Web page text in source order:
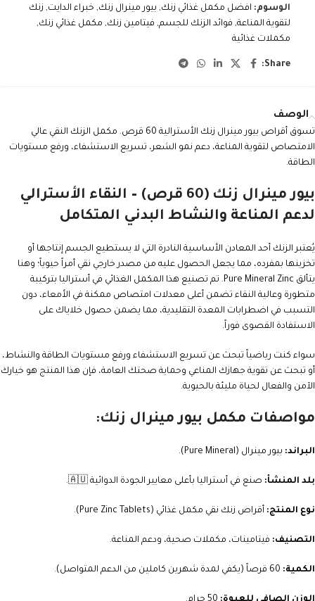
الوسوم: افضل مكمل غذائي زنك, بيور مينرال زنك, خبراء الدايت, زنك
لتقوية المناعة, فوائد الزنك للجسم, فيتامين زنك, مكمل غذائي زنك,
مكملات غذائية
Share:
الوصف
تسوق أقراص بيور مينرال زنك الأسترالية 60 قرص. مكمل الزنك النقي عالي
الامتصاص لتقوية المناعة، دعم نمو الشعر، تسريع الاستشفاء، ورفع مستويات
الطاقة.
بيور مينرال زنك (60 قرص) – النقاء الأسترالي
لدعم المناعة والنشاط البدني المتكامل
يُعتبر الزنك أحد المعادن الأساسية النادرة التي لا يستطيع الجسم إنتاجها أو
تخزينها بمفرده، مما يجعل الحصول عليه من مصدر خارجي نقي أمراً حيوياً؛ وهنا
يتألق Pure Mineral Zinc. تم تصنيع هذا المكمل الغذائي في أستراليا بتركيبة
متطورة وعالية النقاء تضمن أعلى معدلات امتصاص ممكنة في الأمعاء، دون
التسبب في اضطرابات المعدة التقليدية، مما يضمن حصول خلاياك على
الاستفادة القصوى فوراً.
سواء كنت رياضياً تبحث عن تسريع الاستشفاء ورفع مستويات الطاقة والنشاط،
أو تبحث عن تقوية جهازك المناعي وحماية صحتك العامة، فإن هذا المنتج هو خيارك
الآمن والفعال لحياة مليئة بالحيوية.
مواصفات مكمل بيور مينرال زنك:
البراند: بيور مينرال (Pure Mineral).
بلد المنشأ: صنع في أستراليا بأعلى معايير الجودة الدوائية 🇦🇺.
نوع المنتج: أقراص زنك نقي مكمل غذائي (Pure Zinc Tablets).
التصنيف: فيتامينات، مكملات صحية، ودعم المناعة.
الكمية: